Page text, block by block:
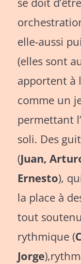
elle-aussi
(elles sont
apportent à
comme un
permettant
soli. Des
(Juan,
Ernesto),
la place à
tout
rythmique (
Jorge